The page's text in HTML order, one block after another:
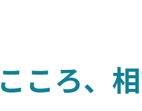
ころ、